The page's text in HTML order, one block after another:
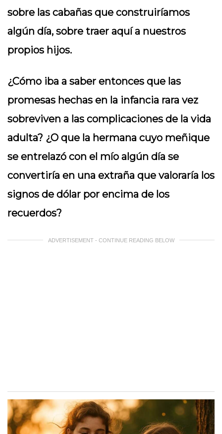
sobre las cabañas que construiríamos
algún día, sobre traer aquí a nuestros
propios hijos.
¿Cómo iba a saber entonces que las
promesas hechas en la infancia rara vez
sobreviven a las complicaciones de la vida
adulta? ¿O que la hermana cuyo meñique
se entrelazó con el mío algún día se
convertiría en una extraña que valoraría los
signos de dólar por encima de los
recuerdos?
ADVERTISEMENT - CONTINUE READING BELOW